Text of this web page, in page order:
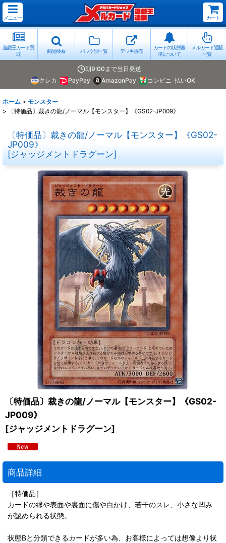
メニュー カート
遊戯王カード買
取
商品検索 パック別一覧 デッキ販売
カードの状態基
準について
メルカード通販
一覧
朝9:00まで当日発送
クレカ
PayPay AmazonPay コンビニ 払いOK
ホーム > モンスター
>
〔特価品〕裁きの龍/ノーマル【モンスター】《GS02-JP009》
〔特価品〕裁きの龍/ノーマル【モンスター】《GS02-
JP009》
[ジャッジメントドラグーン]
〔特価品〕裁きの龍/ノーマル【モンスター】《GS02-
JP009》
[ジャッジメントドラグーン]
商品詳細
［特価品］
カードの縁や表面や裏面に傷や白かけ、若干のスレ、小さな凹み
が認められる状態。
状態Bと分類できるカードが多い為、お客様によっては想像より状